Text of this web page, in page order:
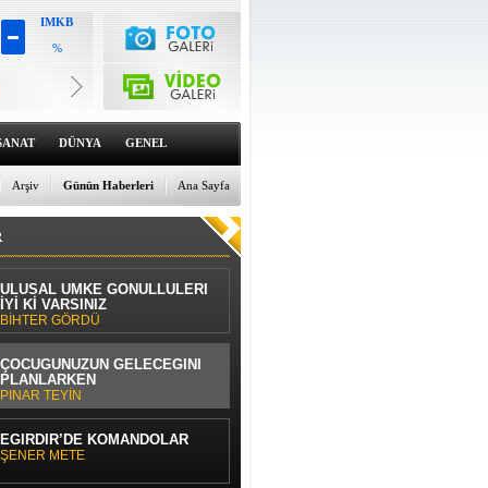
IMKB
%
6649.96
%-0.14
Dolar
47.7087
%-0.05
Euro
55.1373
%-0.12
DÜNYA GENEL
Ana Sayfa
Günün Haberleri
Arşiv
ULUSAL UMKE GÖNÜLLÜLERİ
İYİ Kİ VARSINIZ
BİHTER GÖRDÜ
ÇOCUĞUNUZUN GELECEĞİNİ
PLANLARKEN
PINAR TEYİN
EĞİRDİR’DE KOMANDOLAR
ŞENER METE